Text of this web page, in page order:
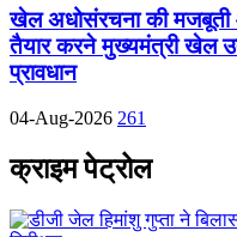
खेल अधोसंरचना की मजबूती
तैयार करने मुख्यमंत्री खेल
प्रावधान
04-Aug-2026 261
क्राइम पेट्रोल